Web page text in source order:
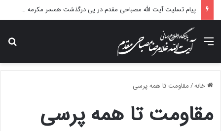
پیام تسلیت آیت الله مصباحی مقدم در پی درگذشت همسر مکرمه حضرت آیت‌الله العظمی سیستانی.
منو
خانه/مقاومت تا همه پرسی
مقاومت تا همه پرسی